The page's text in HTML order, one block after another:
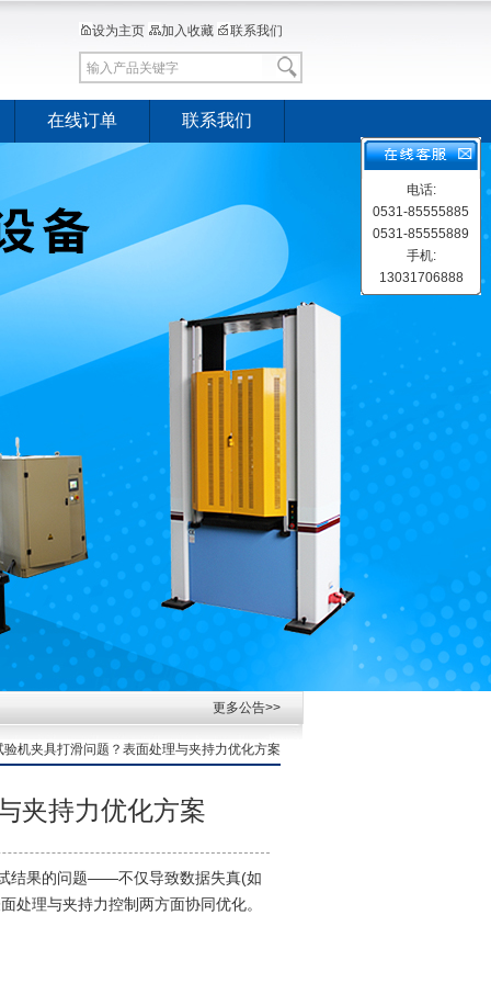
设为主页 加入收藏 联系我们
在线订单 联系我们
更多公告>>
机夹具打滑问题？表面处理与夹持力优化方案
夹持力优化方案
结果的问题——不仅导致数据失真(如
处理与夹持力控制两方面协同优化。
电话:
0531-85555885
0531-85555889
手机:
13031706888